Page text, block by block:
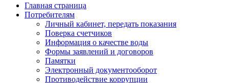
Главная страница
Потребителям
Личный кабинет, передать показания
Поверка счетчиков
Информация о качестве воды
Формы заявлений и договоров
Памятки
Электронный документооборот
Противодействие коррупции